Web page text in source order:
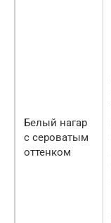
Белый нагар
с сероватым
оттенком